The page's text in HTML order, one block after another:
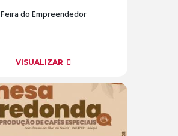
Feira do Empreendedor
VISUALIZAR